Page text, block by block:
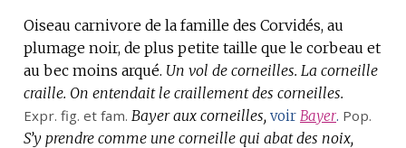
Oiseau carnivore de la famille des Corvidés, au
plumage noir, de plus petite taille que le corbeau et
au bec moins arqué. Un vol de corneilles. La corneille
craille. On entendait le craillement des corneilles.
Expr. fig. et fam. Bayer aux corneilles, voir Bayer. Pop.
S’y prendre comme une corneille qui abat des noix,